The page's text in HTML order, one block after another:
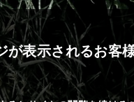
が表示されるお客